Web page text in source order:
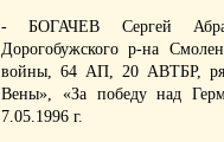
- БОГАЧЕВ Сергей
Дорогобужского р-на
войны, 64 АП, 20 АВТБР,
Вены», «За победу над
7.05.1996 г.